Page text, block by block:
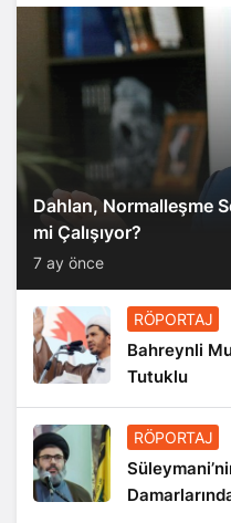
Dahlan, Normalleşme
mi Çalışıyor?
7 ay önce
RÖPORTAJ
Bahreynli
Tutuklu
RÖPORTAJ